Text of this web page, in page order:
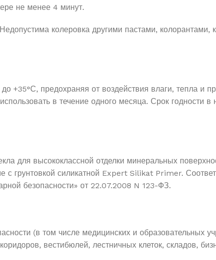
не менее 4 минут.
колеровка другими пастами,
+35°С, предохраняя от воздействия влаги, тепла и
в течение одного месяца. Срок годности в
для высококлассной отделки минеральных
грунтовкой силикатной Expert Silikat Primer.
безопасности» от 22.07.2008 N 123-ФЗ.
(в том числе медицинских и образовательных
вестибюлей, лестничных клеток, складов,